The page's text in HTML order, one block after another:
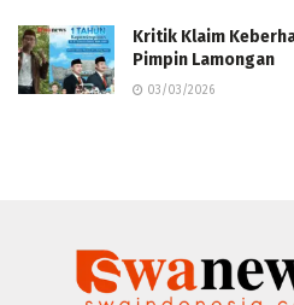
Kritik Klaim
Pimpin Lamongan
03/03/2026